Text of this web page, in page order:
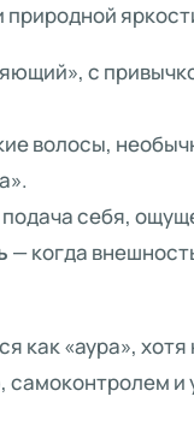
с
волосы,
себя,
— когда
как «аура»,
самоконтролем